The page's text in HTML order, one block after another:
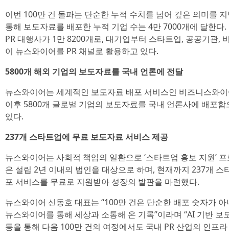
이번 100만 건 돌파는 단순한 누적 수치를 넘어 깊은 의미를
통해 보도자료를 배포한 누적 기업 수는 4만 7000개에 달한
PR 대행사가 1만 8200개로, 대기업부터 스타트업, 공공기관,
이 뉴스와이어를 PR 채널로 활용하고 있다.
5800개 해외 기업의 보도자료를 국내 언론에 전달
뉴스와이어는 세계적인 보도자료 배포 서비스인 비즈니스와
이후 5800개 글로벌 기업의 보도자료를 국내 언론사에 배포
있다.
237개 스타트업에 무료 보도자료 서비스 제공
뉴스와이어는 사회적 책임의 일환으로 ‘스타트업 홍보 지원’
은 설립 2년 이내의 법인을 대상으로 하며, 현재까지 237개
포 서비스를 무료로 지원받아 성장의 발판을 마련했다.
뉴스와이어 신동호 대표는 “100만 건은 단순한 배포 숫자가
뉴스와이어를 통해 세상과 소통해 온 기록”이라며 “AI 기반
등을 통해 다음 100만 건의 여정에서도 국내 PR 산업의 인프